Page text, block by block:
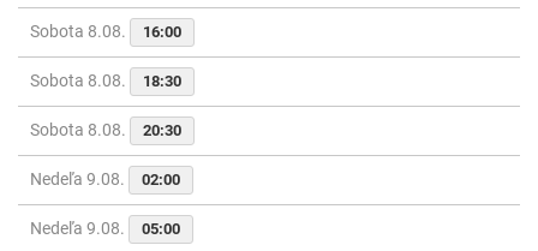
Sobota 8.08. 16:00
Sobota 8.08. 18:30
Sobota 8.08. 20:30
Nedeľa 9.08. 02:00
Nedeľa 9.08. 05:00